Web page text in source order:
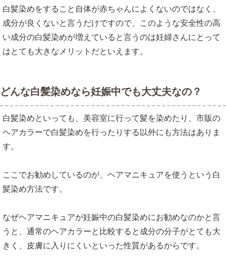
白髪染めをすること自体が赤ちゃんによくないのではなく、
成分が良くないと言うだけですので、このような安全性の高
い成分の白髪染めが増えていると言うのは妊婦さんにとって
はとても大きなメリットだといえます。
どんな白髪染めなら妊娠中でも大丈夫なの？
白髪染めといっても、美容室に行って髪を染めたり、市販の
ヘアカラーで白髪染めを行ったりする以外にも方法はありま
す。
ここでお勧めしているのが、ヘアマニキュアを使うという白
髪染め方法です。
なぜヘアマニキュアが妊娠中の白髪染めにお勧めなのかと言
うと、通常のヘアカラーと比較すると成分の分子がとても大
きく、皮膚に入りにくいといった性質があるからです。